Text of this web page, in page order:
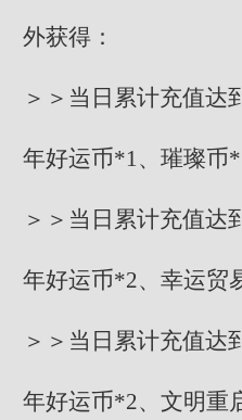
外获得：
＞＞当日累计充值达
年好运币*1、璀璨币
＞＞当日累计充值达
年好运币*2、幸运贸
＞＞当日累计充值达
年好运币*2、文明重